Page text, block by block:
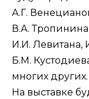
А.Г.
В.А.
И.И. Левитана,
Б.М.
многих других.
На выставке